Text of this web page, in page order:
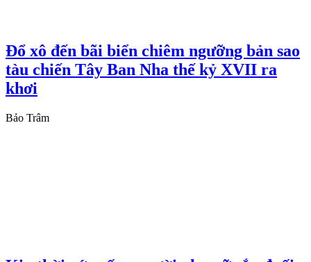
Đổ xô đến bãi biển chiêm ngưỡng bản sao
tàu chiến Tây Ban Nha thế kỷ XVII ra
khơi
Bảo Trâm